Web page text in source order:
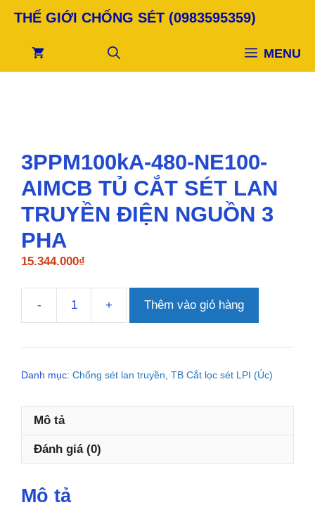
Chuyển
đếnTHẾ GIỚI CHỐNG SÉT (0983595359)
MENU
3PPM100kA-480-NE100-
AIMCB TỦ CẮT SÉT LAN
TRUYỀN ĐIỆN NGUỒN 3
PHA
15.344.000₫
-
3PPM100kA-
NE100-
TỦ
SÉT
+ Thêm vào giỏ hàng
Danh mục: Chống sét lan truyền TB Cắt lọc sét LPI (Úc)
Mô tả
Đánh giá (0)
Mô tả